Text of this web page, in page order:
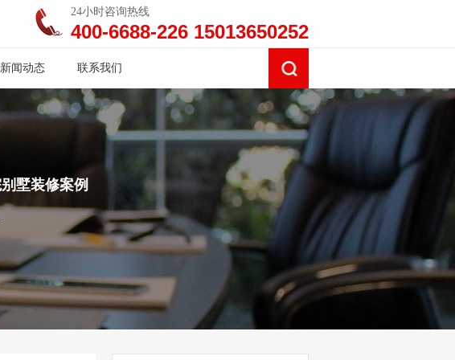
24小时咨询热线
400-6688-226 15013650252
新闻动态 联系我们
墅装修案例